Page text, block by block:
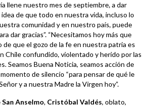
llene nuestro mes de septiembre, a dar
idea de que todo en nuestra vida, incluso lo
comunidad y en nuestro país, puede
dar gracias”. “Necesitamos hoy más que
que el gozo de la fe en nuestra patria es
Chile confundido, violentado y herido por las
Seamos Buena Noticia, seamos acción de
de silencio “para pensar de qué le
y a nuestra Madre la Virgen hoy”.
Anselmo, Cristóbal Valdés, oblato,